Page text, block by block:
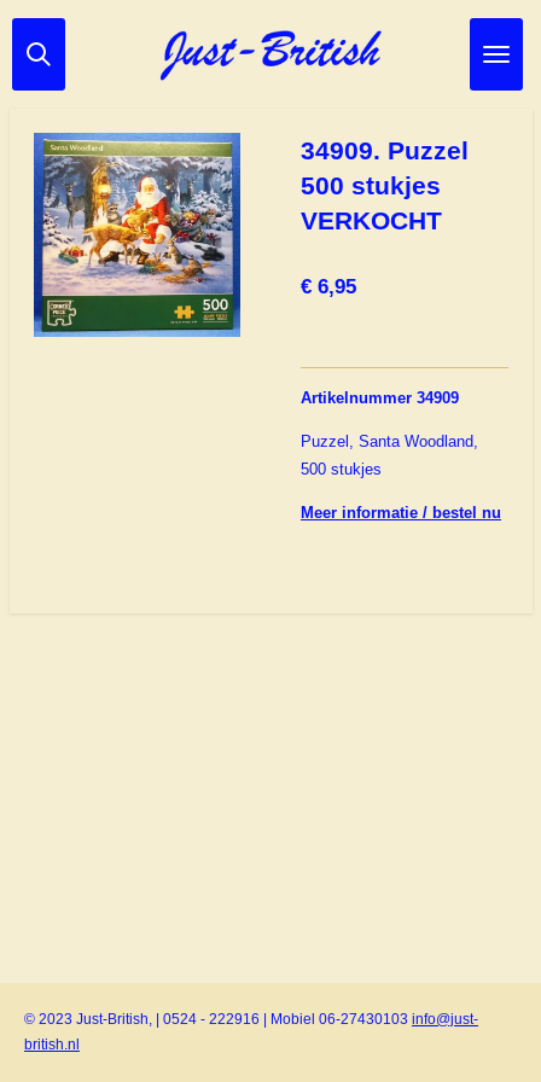
Ga
direct
hoofdinhoud
34909. Puzzel
500 stukjes
VERKOCHT
€ 6,95
Artikelnummer 34909
Puzzel, Santa Woodland,
500 stukjes
Meer informatie / bestel nu
© 2023 Just-British, | 0524 - 222916 | Mobiel 06-27430103 info@just-
british.nl